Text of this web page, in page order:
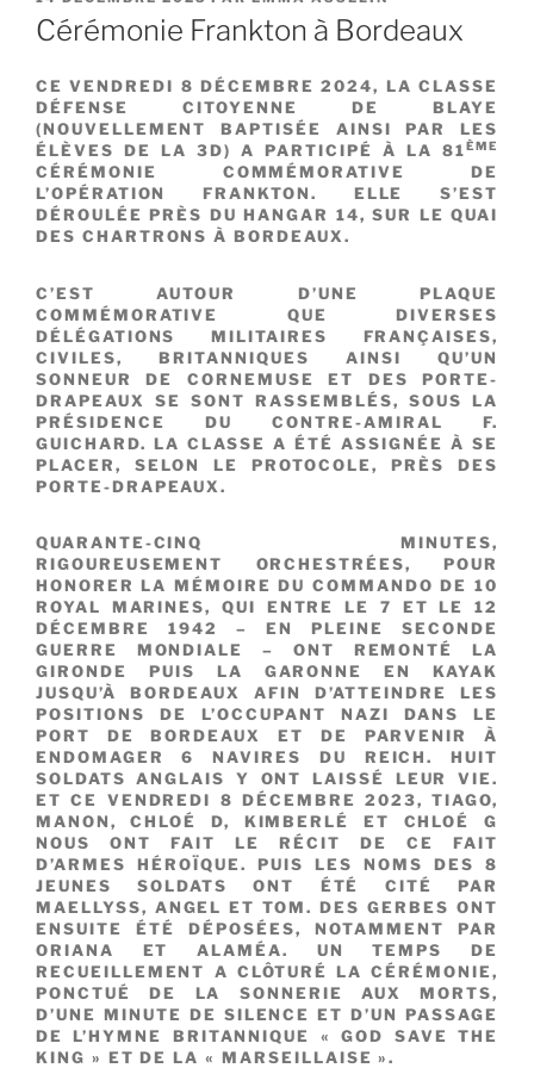
LE
Cérémonie Frankton à Bordeaux
CE VENDREDI 8 DÉCEMBRE 2024, LA CLASSE
DÉFENSE CITOYENNE DE BLAYE
(NOUVELLEMENT BAPTISÉE AINSI PAR LES
ÉLÈVES DE LA 3D) A PARTICIPÉ À LA 81ÈME
CÉRÉMONIE COMMÉMORATIVE DE
L’OPÉRATION FRANKTON. ELLE S’EST
DÉROULÉE PRÈS DU HANGAR 14, SUR LE QUAI
DES CHARTRONS À BORDEAUX.
C’EST AUTOUR D’UNE PLAQUE
COMMÉMORATIVE QUE DIVERSES
DÉLÉGATIONS MILITAIRES FRANÇAISES,
CIVILES, BRITANNIQUES AINSI QU’UN
SONNEUR DE CORNEMUSE ET DES PORTE-
DRAPEAUX SE SONT RASSEMBLÉS, SOUS LA
PRÉSIDENCE DU CONTRE-AMIRAL F.
GUICHARD. LA CLASSE A ÉTÉ ASSIGNÉE À SE
PLACER, SELON LE PROTOCOLE, PRÈS DES
PORTE-DRAPEAUX.
QUARANTE-CINQ MINUTES,
RIGOUREUSEMENT ORCHESTRÉES, POUR
HONORER LA MÉMOIRE DU COMMANDO DE 10
ROYAL MARINES, QUI ENTRE LE 7 ET LE 12
DÉCEMBRE 1942 – EN PLEINE SECONDE
GUERRE MONDIALE – ONT REMONTÉ LA
GIRONDE PUIS LA GARONNE EN KAYAK
JUSQU’À BORDEAUX AFIN D’ATTEINDRE LES
POSITIONS DE L’OCCUPANT NAZI DANS LE
PORT DE BORDEAUX ET DE PARVENIR À
ENDOMAGER 6 NAVIRES DU REICH. HUIT
SOLDATS ANGLAIS Y ONT LAISSÉ LEUR VIE.
ET CE VENDREDI 8 DÉCEMBRE 2023, TIAGO,
MANON, CHLOÉ D, KIMBERLÉ ET CHLOÉ G
NOUS ONT FAIT LE RÉCIT DE CE FAIT
D’ARMES HÉROÏQUE. PUIS LES NOMS DES 8
JEUNES SOLDATS ONT ÉTÉ CITÉ PAR
MAELLYSS, ANGEL ET TOM. DES GERBES ONT
ENSUITE ÉTÉ DÉPOSÉES, NOTAMMENT PAR
ORIANA ET ALAMÉA. UN TEMPS DE
RECUEILLEMENT A CLÔTURÉ LA CÉRÉMONIE,
PONCTUÉ DE LA SONNERIE AUX MORTS,
D’UNE MINUTE DE SILENCE ET D’UN PASSAGE
DE L’HYMNE BRITANNIQUE « GOD SAVE THE
KING » ET DE LA « MARSEILLAISE ».